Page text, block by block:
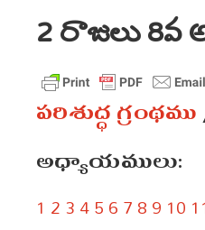
2 రాజులు
పరిశుద్ధ గ్రంథము
అధ్యాయములు:
1 23456789 10